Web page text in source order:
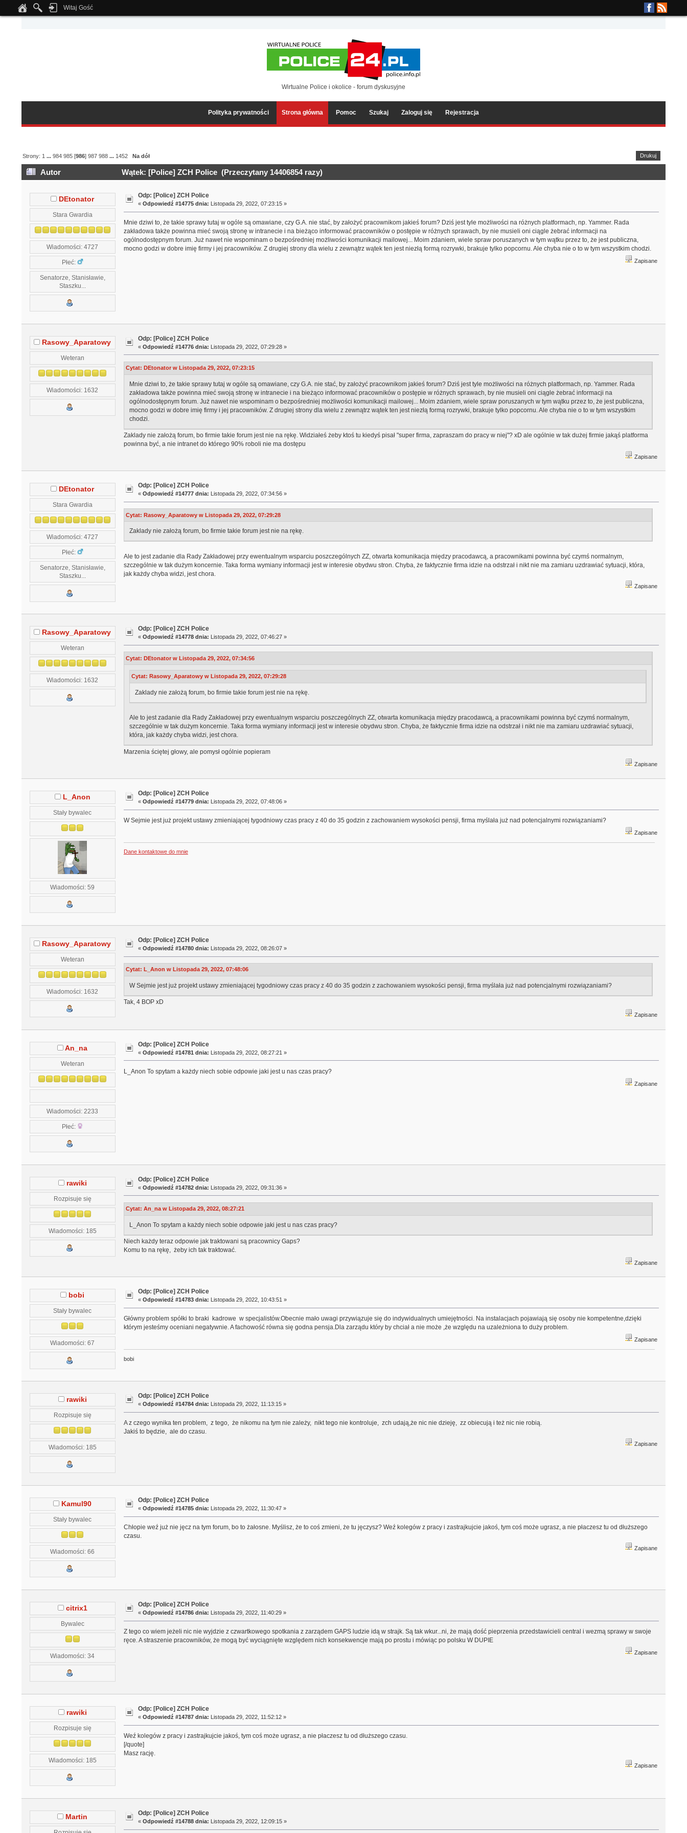
Notice: Undefined index: tapatalk_body_hook in
Witaj Gość
Wirtualne Police i okolice - forum dyskusyjne
Polityka prywatności Strona główna Pomoc Szukaj Zaloguj się Rejestracja
Drukuj
Strony: 1 ...984 985 [986]987 988 ... 1452 Na dół
Autor Wątek: [Police] ZCH Police (Przeczytany 14406854 razy)
DEtonator
Stara Gwardia
Wiadomości: 4727
Płeć:
Senatorze, Stanisławie,
Staszku...
Odp: [Police] ZCH Police
«Odpowiedź #14775 dnia: Listopada 29, 2022, 07:23:15 »
Mnie dziwi to, że takie sprawy tutaj w ogóle są omawiane, czy G.A. nie stać, by założyć pracownikom jakieś forum? Dziś jest tyle możliwości na różnych platformach, np. Yammer. Rada
zakładowa także powinna mieć swoją stronę w intranecie i na bieżąco informować pracowników o postępie w różnych sprawach, by nie musieli oni ciągle żebrać informacji na
ogólnodostępnym forum. Już nawet nie wspominam o bezpośredniej możliwości komunikacji mailowej... Moim zdaniem, wiele spraw poruszanych w tym wątku przez to, że jest publiczna,
mocno godzi w dobre imię firmy i jej pracowników. Z drugiej strony dla wielu z zewnątrz wątek ten jest niezłą formą rozrywki, brakuje tylko popcornu. Ale chyba nie o to w tym wszystkim chodzi.
Zapisane
Rasowy_Aparatowy
Weteran
Wiadomości: 1632
Odp: [Police] ZCH Police
«Odpowiedź #14776 dnia: Listopada 29, 2022, 07:29:28 »
Cytat: DEtonator w Listopada 29, 2022, 07:23:15
Mnie dziwi to, że takie sprawy tutaj w ogóle są omawiane, czy G.A. nie stać, by założyć pracownikom jakieś forum? Dziś jest tyle możliwości na różnych platformach, np. Yammer. Rada
zakładowa także powinna mieć swoją stronę w intranecie i na bieżąco informować pracowników o postępie w różnych sprawach, by nie musieli oni ciągle żebrać informacji na
ogólnodostępnym forum. Już nawet nie wspominam o bezpośredniej możliwości komunikacji mailowej... Moim zdaniem, wiele spraw poruszanych w tym wątku przez to, że jest publiczna,
mocno godzi w dobre imię firmy i jej pracowników. Z drugiej strony dla wielu z zewnątrz wątek ten jest niezłą formą rozrywki, brakuje tylko popcornu. Ale chyba nie o to w tym wszystkim
chodzi.
Zaklady nie założą forum, bo firmie takie forum jest nie na rękę. Widziałeś żeby ktoś tu kiedyś pisał "super firma, zapraszam do pracy w niej"? xD ale ogólnie w tak dużej firmie jakąś platforma
powinna być, a nie intranet do którego 90% roboli nie ma dostępu
Zapisane
DEtonator
Stara Gwardia
Wiadomości: 4727
Płeć:
Senatorze, Stanisławie,
Staszku...
Odp: [Police] ZCH Police
«Odpowiedź #14777 dnia: Listopada 29, 2022, 07:34:56 »
Cytat: Rasowy_Aparatowy w Listopada 29, 2022, 07:29:28
Zaklady nie założą forum, bo firmie takie forum jest nie na rękę.
Ale to jest zadanie dla Rady Zakładowej przy ewentualnym wsparciu poszczególnych ZZ, otwarta komunikacja między pracodawcą, a pracownikami powinna być czymś normalnym,
szczególnie w tak dużym koncernie. Taka forma wymiany informacji jest w interesie obydwu stron. Chyba, że faktycznie firma idzie na odstrzał i nikt nie ma zamiaru uzdrawiać sytuacji, która,
jak każdy chyba widzi, jest chora.
Zapisane
Rasowy_Aparatowy
Weteran
Wiadomości: 1632
Odp: [Police] ZCH Police
«Odpowiedź #14778 dnia: Listopada 29, 2022, 07:46:27 »
Cytat: DEtonator w Listopada 29, 2022, 07:34:56
Cytat: Rasowy_Aparatowy w Listopada 29, 2022, 07:29:28
Zaklady nie założą forum, bo firmie takie forum jest nie na rękę.
Ale to jest zadanie dla Rady Zakładowej przy ewentualnym wsparciu poszczególnych ZZ, otwarta komunikacja między pracodawcą, a pracownikami powinna być czymś normalnym,
szczególnie w tak dużym koncernie. Taka forma wymiany informacji jest w interesie obydwu stron. Chyba, że faktycznie firma idzie na odstrzał i nikt nie ma zamiaru uzdrawiać sytuacji,
która, jak każdy chyba widzi, jest chora.
Marzenia ściętej głowy, ale pomysł ogólnie popieram
Zapisane
L_Anon
Stały bywalec
Wiadomości: 59
Odp: [Police] ZCH Police
«Odpowiedź #14779 dnia: Listopada 29, 2022, 07:48:06 »
W Sejmie jest już projekt ustawy zmieniającej tygodniowy czas pracy z 40 do 35 godzin z zachowaniem wysokości pensji, firma myślała już nad potencjalnymi rozwiązaniami?
Zapisane
Dane kontaktowe do mnie
Rasowy_Aparatowy
Weteran
Wiadomości: 1632
Odp: [Police] ZCH Police
«Odpowiedź #14780 dnia: Listopada 29, 2022, 08:26:07 »
Cytat: L_Anon w Listopada 29, 2022, 07:48:06
W Sejmie jest już projekt ustawy zmieniającej tygodniowy czas pracy z 40 do 35 godzin z zachowaniem wysokości pensji, firma myślała już nad potencjalnymi rozwiązaniami?
Tak, 4 BOP xD
Zapisane
An_na
Weteran
Wiadomości: 2233
Płeć:
Odp: [Police] ZCH Police
«Odpowiedź #14781 dnia: Listopada 29, 2022, 08:27:21 »
L_Anon To spytam a każdy niech sobie odpowie jaki jest u nas czas pracy?
Zapisane
rawiki
Rozpisuje się
Wiadomości: 185
Odp: [Police] ZCH Police
«Odpowiedź #14782 dnia: Listopada 29, 2022, 09:31:36 »
Cytat: An_na w Listopada 29, 2022, 08:27:21
L_Anon To spytam a każdy niech sobie odpowie jaki jest u nas czas pracy?
Niech każdy teraz odpowie jak traktowani są pracownicy Gaps?
Komu to na rękę, żeby ich tak traktować.
Zapisane
bobi
Stały bywalec
Wiadomości: 67
Odp: [Police] ZCH Police
«Odpowiedź #14783 dnia: Listopada 29, 2022, 10:43:51 »
Główny problem spółki to braki kadrowe w specjalistów.Obecnie mało uwagi przywiązuje się do indywidualnych umiejętności. Na instalacjach pojawiają się osoby nie kompetentne,dzięki
którym jesteśmy oceniani negatywnie. A fachowość równa się godna pensja.Dla zarządu który by chciał a nie może ,że względu na uzależniona to duży problem.
Zapisane
bobi
rawiki
Rozpisuje się
Wiadomości: 185
Odp: [Police] ZCH Police
«Odpowiedź #14784 dnia: Listopada 29, 2022, 11:13:15 »
A z czego wynika ten problem, z tego, że nikomu na tym nie zależy, nikt tego nie kontroluje, zch udają,że nic nie dzieję, zz obiecują i też nic nie robią.
Jakiś to będzie, ale do czasu.
Zapisane
Kamul90
Stały bywalec
Wiadomości: 66
Odp: [Police] ZCH Police
«Odpowiedź #14785 dnia: Listopada 29, 2022, 11:30:47 »
Chłopie weź już nie jęcz na tym forum, bo to żałosne. Myślisz, że to coś zmieni, że tu jęczysz? Weź kolegów z pracy i zastrajkujcie jakoś, tym coś może ugrasz, a nie płaczesz tu od dłuższego
czasu.
Zapisane
citrix1
Bywalec
Wiadomości: 34
Odp: [Police] ZCH Police
«Odpowiedź #14786 dnia: Listopada 29, 2022, 11:40:29 »
Z tego co wiem jeżeli nic nie wyjdzie z czwartkowego spotkania z zarządem GAPS ludzie idą w strajk. Są tak wkur...ni, że mają dość pieprzenia przedstawicieli central i wezmą sprawy w swoje
ręce. A straszenie pracowników, że mogą być wyciągnięte względem nich konsekwencje mają po prostu i mówiąc po polsku W DUPIE
Zapisane
rawiki
Rozpisuje się
Wiadomości: 185
Odp: [Police] ZCH Police
«Odpowiedź #14787 dnia: Listopada 29, 2022, 11:52:12 »
Weź kolegów z pracy i zastrajkujcie jakoś, tym coś może ugrasz, a nie płaczesz tu od dłuższego czasu.
[/quote]
Masz rację.
Zapisane
Martin Odp: [Police] ZCH Police
«Odpowiedź #14788 dnia: Listopada 29, 2022, 12:09:15 »